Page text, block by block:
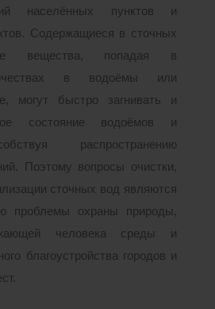
населённых пунктов и
Содержащиеся в сточных
вещества, попадая в
в водоёмы или
могут быстро загнивать и
состояние водоёмов и
распространению
Поэтому вопросы очистки,
сточных вод являются
проблемы охраны природы,
человека среды и
благоустройства городов и